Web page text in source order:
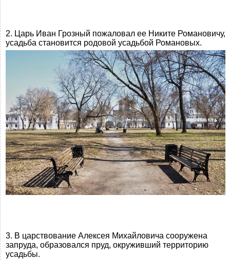
2. Царь Иван Грозный пожаловал ее Никите Романовичу,
усадьба становится родовой усадьбой Романовых.
3. В царствование Алексея Михайловича сооружена
запруда, образовался пруд, окруживший территорию
усадьбы.